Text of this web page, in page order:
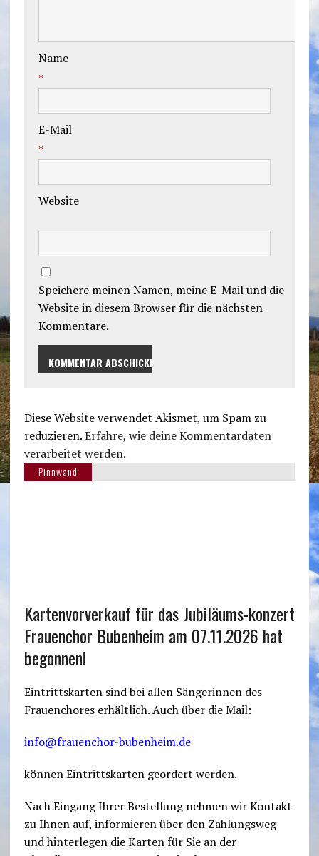
Name
*
E-Mail
*
Website
Speichere meinen Namen, meine E-Mail und die
Website in diesem Browser für die nächsten
Kommentare.
Diese Website verwendet Akismet, um Spam zu
reduzieren.Erfahre, wie deine Kommentardaten
verarbeitet werden.
Pinnwand
Kartenvorverkauf für das Jubiläums-konzert
Frauenchor Bubenheim am 07.11.2026 hat
begonnen!
Eintrittskarten sind bei allen Sängerinnen des
Frauenchores erhältlich. Auch über die Mail:
info@frauenchor-bubenheim.de
können Eintrittskarten geordert werden.
Nach Eingang Ihrer Bestellung nehmen wir Kontakt
zu Ihnen auf, informieren über den Zahlungsweg
und hinterlegen die Karten für Sie an der